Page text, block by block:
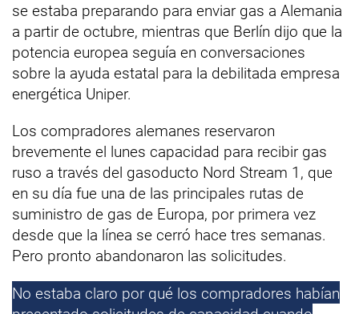
se estaba preparando para enviar gas a Alemania
a partir de octubre, mientras que Berlín dijo que la
potencia europea seguía en conversaciones
sobre la ayuda estatal para la debilitada empresa
energética Uniper.
Los compradores alemanes reservaron
brevemente el lunes capacidad para recibir gas
ruso a través del gasoducto Nord Stream 1, que
en su día fue una de las principales rutas de
suministro de gas de Europa, por primera vez
desde que la línea se cerró hace tres semanas.
Pero pronto abandonaron las solicitudes.
No estaba claro por qué los compradores habían